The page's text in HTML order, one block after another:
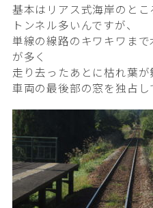
基本はリアス式海岸のと
トンネル多いんですが、
単線の線路のキワキワま
が多く
走り去ったあとに枯れ葉が
車両の最後部の窓を独占し